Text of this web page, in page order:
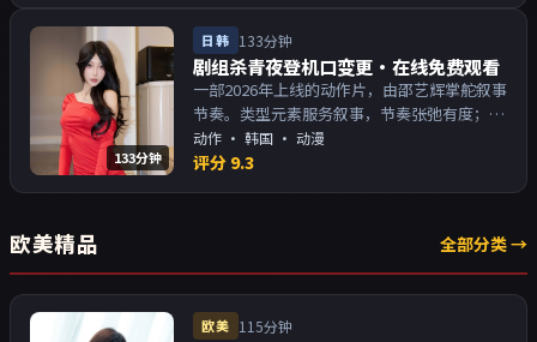
133分钟
日韩 133分钟
剧组杀青夜登机口变更·在线免费观看
一部2026年上线的动作片，由邵艺辉掌舵叙事
节奏。类型元素服务叙事，节奏张弛有度；对
白密度高，留意潜台词。主演以演技派为主，
适合喜欢强叙事与人物关系的观众加入片单。
动作 · 韩国 · 动漫
评分 9.3
欧美精品 全部分类 →
欧美 115分钟